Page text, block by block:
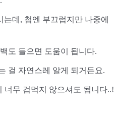
데, 첨엔 부끄럽지만 나중에
도 들으면 도움이 됩니다.
걸 자연스레 알게 되거든요.
너무 겁먹지 않으셔도 됩니다..!